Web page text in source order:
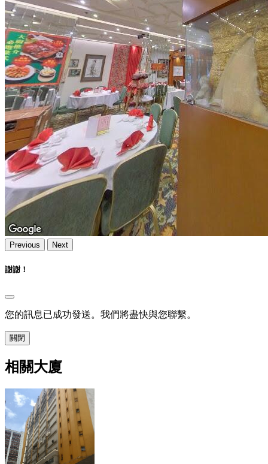
Previous Next
謝謝！
您的訊息已成功發送。我們將盡快與您聯繫。
關閉
相關大廈